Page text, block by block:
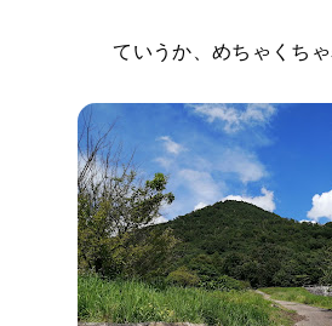
ていうか、めちゃくちゃ